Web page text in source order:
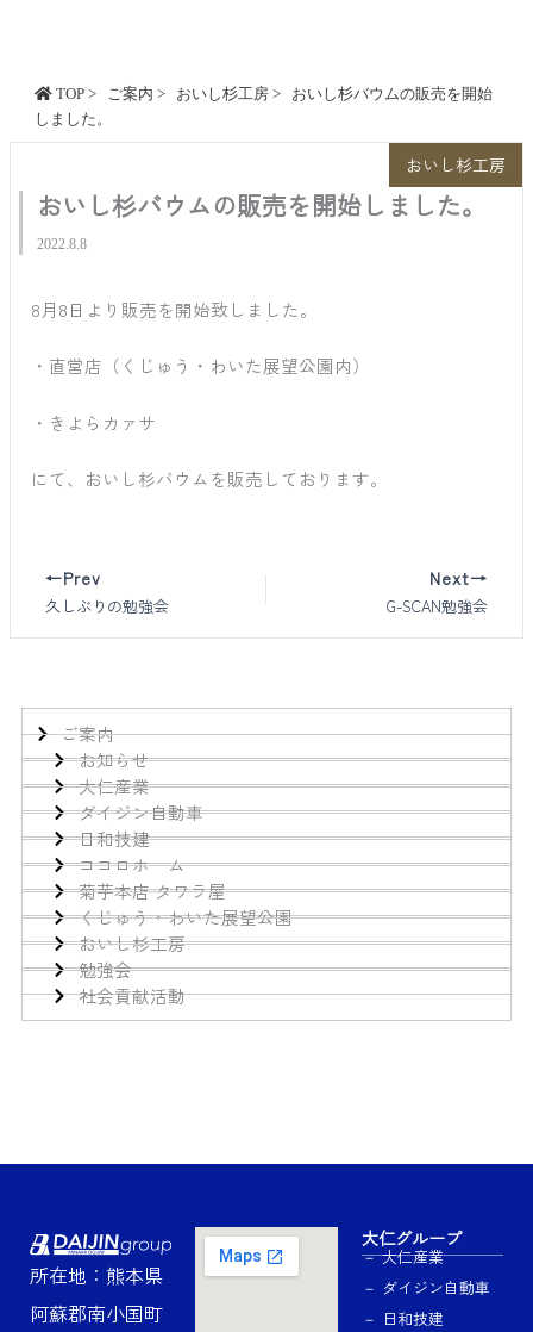
TOP > ご案内 > おいし杉工房 > おいし杉バウムの販売を開始
しました。
おいし杉工房
おいし杉バウムの販売を開始しました。
2022.8.8
8月8日より販売を開始致しました。
・直営店（くじゅう・わいた展望公園内）
・きよらカァサ
にて、おいし杉バウムを販売しております。
←Prev
久しぶりの勉強会
Next→
G-SCAN勉強会
ご案内
お知らせ
大仁産業
ダイジン自動車
日和技建
ココロホーム
菊芋本店 タワラ屋
くじゅう・わいた展望公園
おいし杉工房
勉強会
社会貢献活動
所在地：熊本県
阿蘇郡南小国町
大仁グループ
－ 大仁産業
－ ダイジン自動車
－ 日和技建